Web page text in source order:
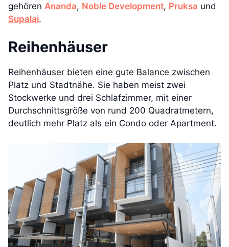
gehören Ananda, Noble Development, Pruksa und
Supalai.
Reihenhäuser
Reihenhäuser bieten eine gute Balance zwischen
Platz und Stadtnähe. Sie haben meist zwei
Stockwerke und drei Schlafzimmer, mit einer
Durchschnittsgröße von rund 200 Quadratmetern,
deutlich mehr Platz als ein Condo oder Apartment.